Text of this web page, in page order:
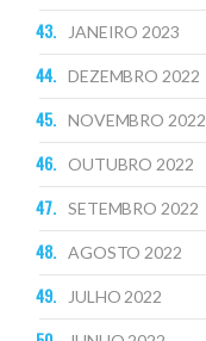
JANEIRO 2023
DEZEMBRO 2022
NOVEMBRO 2022
OUTUBRO 2022
SETEMBRO 2022
AGOSTO 2022
JULHO 2022